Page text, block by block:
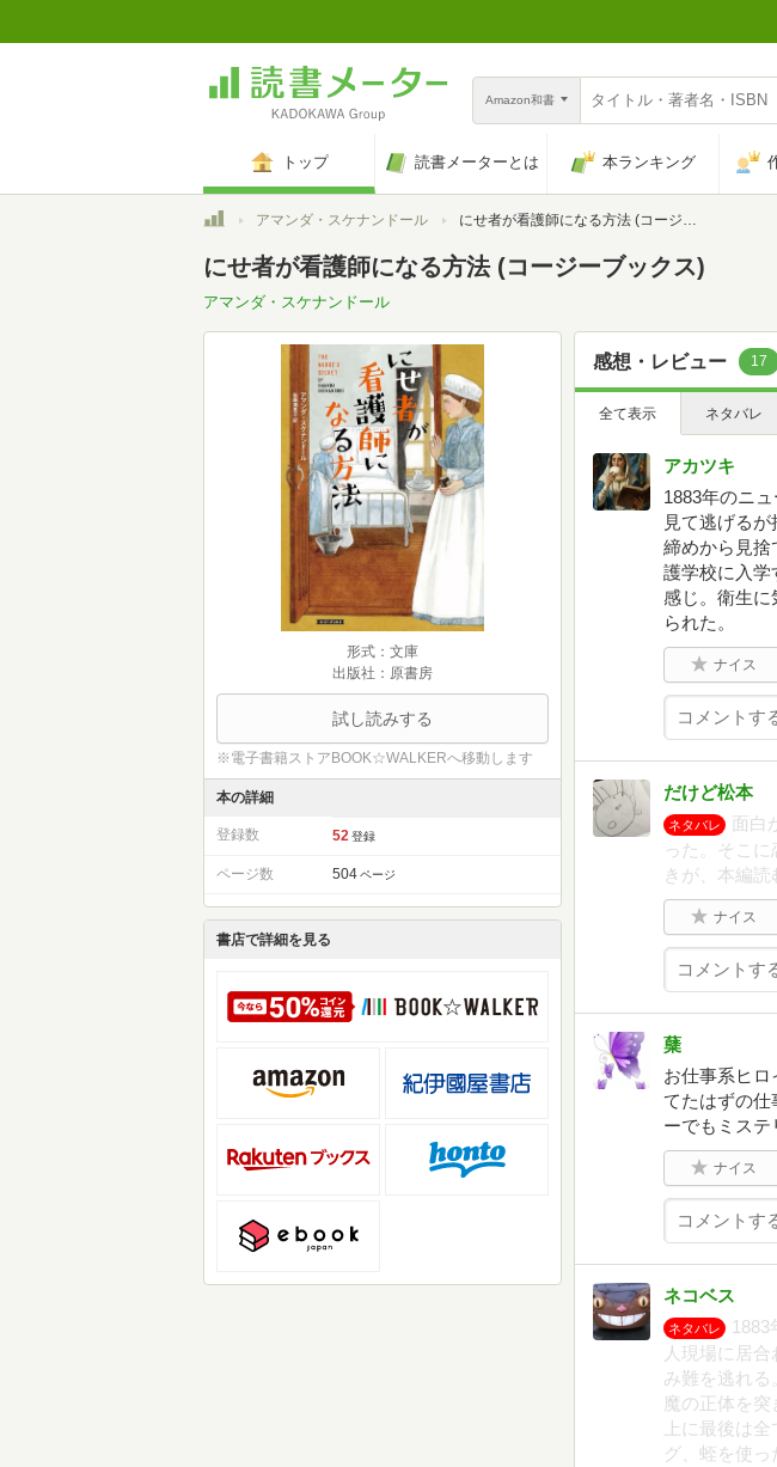
Amazon和書
トップ 読書メーターとは 本ランキング
トップアマンダ・スケナンドール にせ者が看護師になる方法 (コージーブックス)
にせ者が看護師になる方法 (コージーブックス)
アマンダ・スケナンドール
形式：文庫
出版社：原書房
試し読みする
※電子書籍ストアBOOK☆WALKERへ移動します
本の詳細
登録数 52 登録
ページ数 504 ページ
書店で詳細を見る
感想・レビュー 17
全て表示 ネタバレ
アカツキ
1883年のニ
見て逃げる
締めから見捨
護学校に入
感じ。衛生に
られた。
ナイス
だけど松本
ネタバレ
面白
った。そこ
きが、本編
ナイス
蘖
お仕事系ヒ
てたはずの仕
ーでもミステ
ナイス
ネコベス
ネタバレ
人現場に居
み難を逃れ
魔の正体を
上に最後は
グ、蛭を使っ